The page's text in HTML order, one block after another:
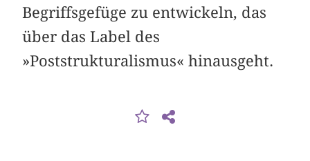
Begriffsgefüge zu entwickeln, das
über das Label des
»Poststrukturalismus« hinausgeht.